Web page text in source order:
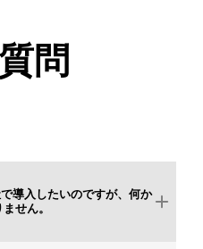
問
導入したいのですが、何か
せん。